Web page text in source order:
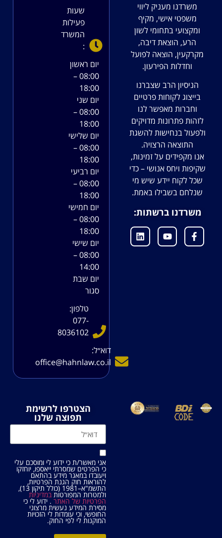
משרדנו מעניק ליווי
משפטי אישי, מקיף
ומקצועי בתחומי לשון
הרע, הוצאת דיבה,
מקרקעין, הוצאה לפועל
וחדלות הפירעון.
הניסיון הרב שצברנו
בייצוג לקוחות פרטיים
וחברות מאפשר לנו
לזהות פתרונות מדויקים
ולפעול בנחישות להשגת
התוצאה הרצויה.
אנו מקפידים על זמינות,
שקיפות ויחס אנושי – כדי
שכל לקוח יידע שיש מי
שנלחם בשבילו באמת.
משרדנו ברשתות:
שעות
פעילות
המשרד
:
יום ראשון
08:00 –
18:00
יום שני
08:00 –
18:00
יום שלישי
08:00 –
18:00
יום רביעי
08:00 –
18:00
יום חמישי
08:00 –
18:00
יום שישי
08:00 –
14:00
יום שבת
סגור
טלפון:
077-
8036102
דוא׳׳ל:
office@hahnlaw.co.il
הצטרפו לרשימת
תפוצה שלנו
אני מאשר/ת כי ידוע לי ומוסכם עלי
כי הפרטים שמסרתי ייאספו, יוחזקו
ויעובדו במאגר מידע בהתאם
להוראות חוק הגנת הפרטיות,
התשמ"א–1981 (כולל תיקון 13),
ולמטרות המפורטותבמדיניות
הפרטיות של האתר . ידוע לי כי
מסירת המידע נעשית מרצוני
החופשי, וכי עומדות לי הזכויות
המוקנות לי לפי החוק.